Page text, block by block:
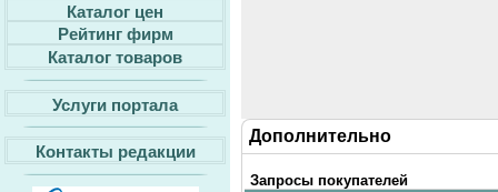
Каталог цен
Рейтинг фирм
Каталог товаров
Услуги портала
Контакты редакции
Дополнительно
Запросы покупателей